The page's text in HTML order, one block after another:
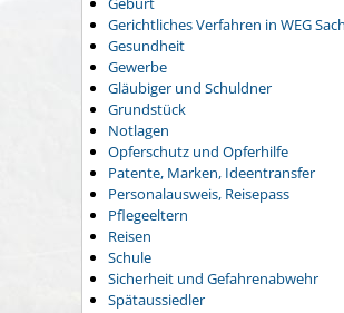
Gerichtliches Verfahren in WEG
Gesundheit
Gewerbe
Gläubiger und Schuldner
Grundstück
Notlagen
Opferschutz und Opferhilfe
Patente, Marken, Ideentransfer
Personalausweis, Reisepass
Pflegeeltern
Reisen
Schule
Sicherheit und Gefahrenabwehr
Spätaussiedler